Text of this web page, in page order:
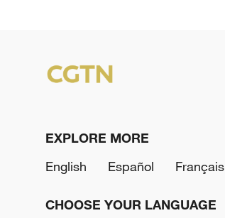
EXPLORE MORE
English
Español Français
CHOOSE YOUR LANGUAGE